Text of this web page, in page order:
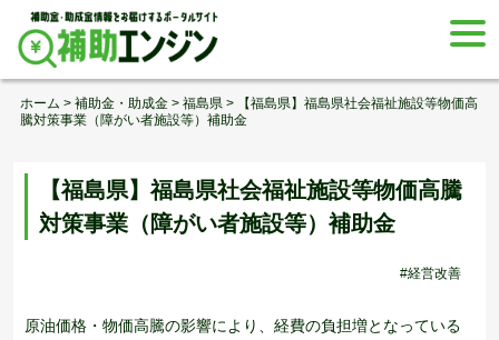
Skip
content
ホーム > 補助金・助成金 > 福島県 >
【福島県】福島県社会福祉施設等物価高
騰対策事業（障がい者施設等）補助金
【福島県】福島県社会福祉施設等物価高騰
対策事業（障がい者施設等）補助金
#経営改善
原油価格・物価高騰の影響により、経費の負担増となっている